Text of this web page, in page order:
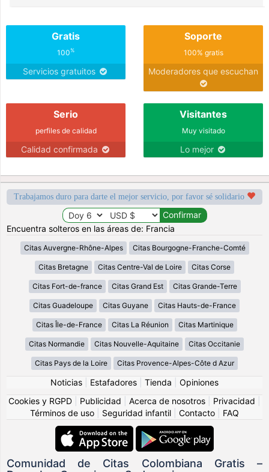
Gratis
100%
Servicios gratuitos
Soporte
100% gratis
Moderadores que escuchan
Serio
perfiles de calidad
Calidad confirmada
Visitantes
Muy visitado
Lo mejor
Trabajamos duro para darte el mejor servicio, por favor sé solidario
Encuentra solteros en las áreas de: Francia
Citas Auvergne-Rhône-Alpes Citas Bourgogne-Franche-Comté
Citas Bretagne Citas Centre-Val de Loire Citas Corse
Citas Fort-de-france Citas Grand Est Citas Grande-Terre
Citas Guadeloupe Citas Guyane Citas Hauts-de-France
Citas Île-de-France Citas La Réunion Citas Martinique
Citas Normandie Citas Nouvelle-Aquitaine Citas Occitanie
Citas Pays de la Loire Citas Provence-Alpes-Côte d Azur
Noticias Estafadores Tienda
Opiniones
Cookies y RGPD
Publicidad Acerca de nosotros Privacidad
Términos de uso
Seguridad infantil Contacto FAQ
Comunidad de Citas Colombiana Gratis –